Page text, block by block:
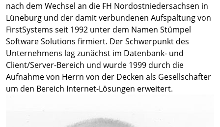
nach dem Wechsel an die FH Nordostniedersachsen in
Lüneburg und der damit verbundenen Aufspaltung von
FirstSystems seit 1992 unter dem Namen Stümpel
Software Solutions firmiert. Der Schwerpunkt des
Unternehmens lag zunächst im Datenbank- und
Client/Server-Bereich und wurde 1999 durch die
Aufnahme von Herrn von der Decken als Gesellschafter
um den Bereich Internet-Lösungen erweitert.